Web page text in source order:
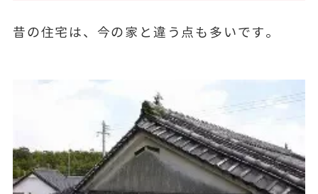
昔の住宅は、今の家と違う点も多いです。